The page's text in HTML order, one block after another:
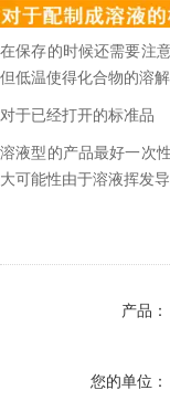
在保存的时候还需要注
但低温使得化合物的溶
对于已经打开的标准品
溶液型的产品最好一次
大可能性由于溶液挥发
产品：
您的单位：